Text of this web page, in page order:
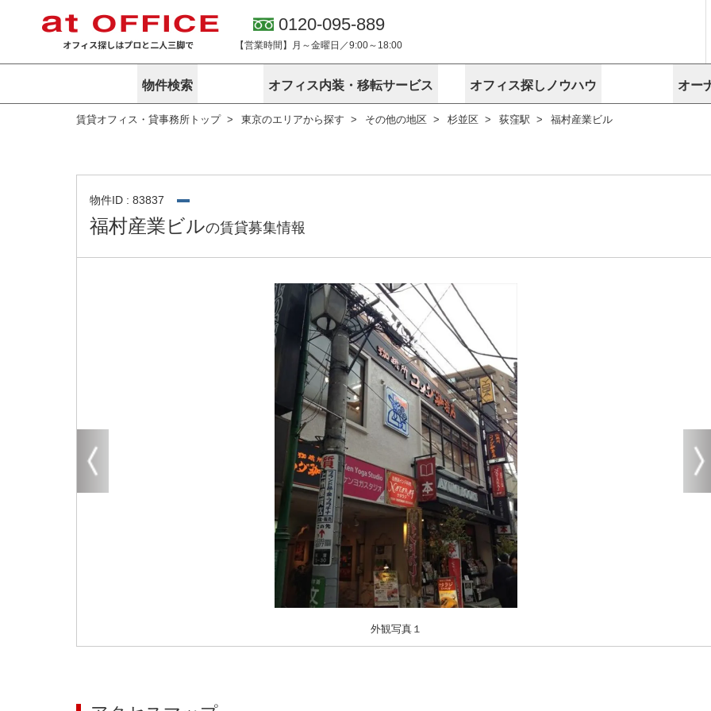
0120-095-889
【営業時間】月～金曜日／9:00～18:00
物件検索
東京
路線から探す
こだわりから探す
賃料相場を参考に探す
地図から探す
居抜き物件特集
神奈川
路線から探す
地図から探す
神奈川のクリニックを探す
埼玉
路線から探す
埼玉のクリニックを探す
路線から探
千葉のクリ
路線から探す
その他
地図から探す
オフィス内装・移転サービス
サービス内容
オフィス探しノウハウ
オフィス探しノウハウ
アットオフィスが選ばれる理由
無料ダウンロード オフィス移転に関するお役立ちコンテンツ
オー
空室に
物件掲載依頼
企業情報
オフィス紹介
アットレジデンス ビルアド
賃貸オフィス・貸事務所トップ 東京のエリアから探す その他の地区 杉並区 荻窪駅 福村産業ビル
物件ID : 83837
福村産業ビルの賃貸募集情報
外観写真１